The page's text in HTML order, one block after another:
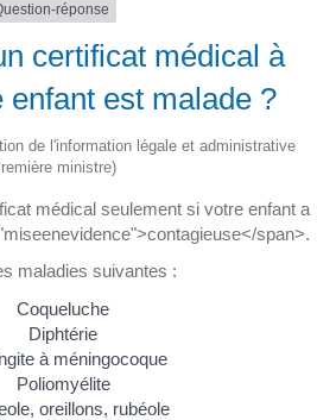
réponse
certificat médical à
enfant est malade ?
de l'information légale et administrative
ministre)
médical seulement si votre enfant a
span>.
maladies suivantes :
Coqueluche
Diphtérie
à méningocoque
Poliomyélite
oreillons, rubéole